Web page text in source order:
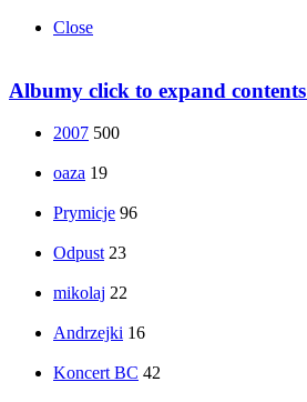
Close
Albumy click to expand contents
2007 500
oaza 19
Prymicje 96
Odpust 23
mikolaj 22
Andrzejki 16
Koncert BC 42